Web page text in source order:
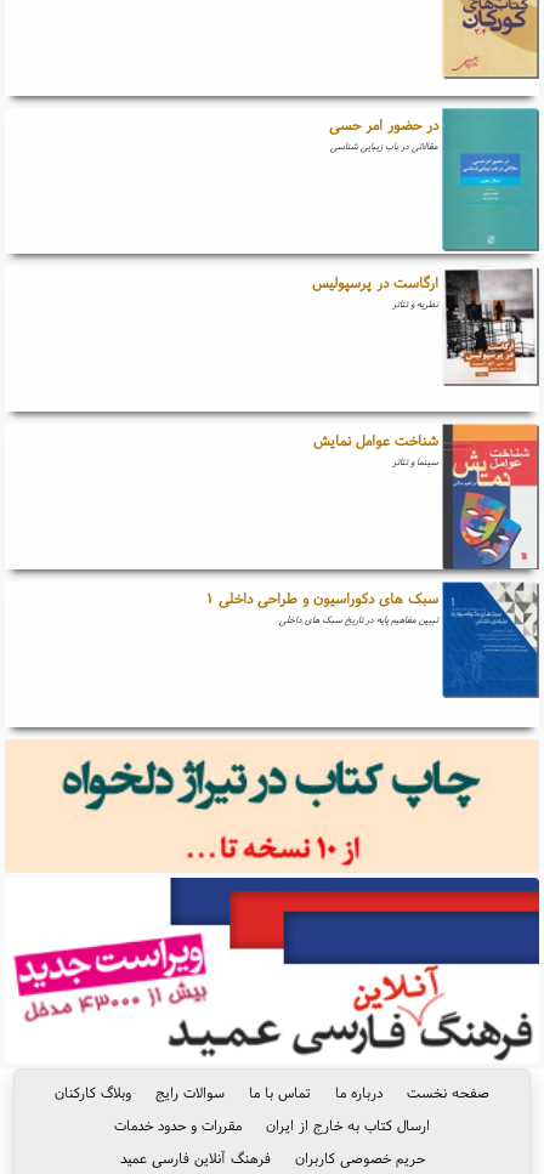
در حضور امر حسی
مقالاتی در باب زیبایی شناسی
ارگاست در پرسپولیس
نظریه و تئاتر
شناخت عوامل نمایش
سینما و تئاتر
سبک های دکوراسیون و طراحی داخلی ۱
تبیین مفاهیم پایه در تاریخ سبک های داخلی
صفحه نخست درباره ما تماس با ما سوالات رایج
وبلاگ کارکنان
ارسال کتاب به خارج از ایران
مقررات و حدود خدمات
حریم خصوصی کاربران
فرهنگ آنلاین فارسی عمید